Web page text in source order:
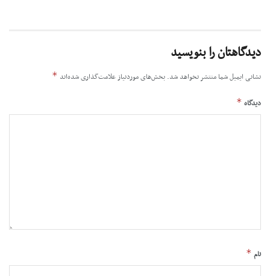
دیدگاهتان را بنویسید
نشانی ایمیل شما منتشر نخواهد شد. بخش‌های موردنیاز علامت‌گذاری شده‌اند *
دیدگاه *
نام *